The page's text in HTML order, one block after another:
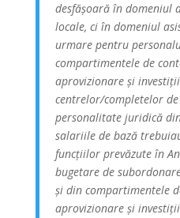
desfășoară în domeniul
locale, ci în domeniul
urmare pentru
compartimentele de
aprovizionare și
centrelor/completelor
personalitate juridică
salariile de bază
funcțiilor prevăzute în
bugetare de
și din compartimentele
aprovizionare și